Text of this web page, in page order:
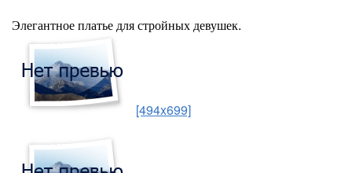
Элегантное платье для стройных девушек.
[494x699]